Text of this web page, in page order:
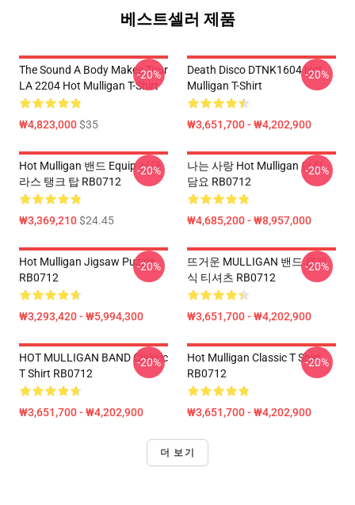
베스트셀러 제품
The Sound A Body Makes Tour
LA 2204 Hot Mulligan T-Shirt
₩4,823,000$35
-20%
Death Disco DTNK1604 Hot
Mulligan T-Shirt
₩3,651,700 - ₩4,202,900
-20%
Hot Mulligan 밴드 Equip 선글
라스 탱크 탑 RB0712
₩3,369,210$24.45
-20%
나는 사랑 Hot Mulligan 던짐
담요 RB0712
₩4,685,200 - ₩8,957,000
-20%
Hot Mulligan Jigsaw Puzzle
RB0712
₩3,293,420 - ₩5,994,300
-20%
뜨거운 MULLIGAN 밴드 클래
식 티셔츠 RB0712
₩3,651,700 - ₩4,202,900
-20%
HOT MULLIGAN BAND Classic
T Shirt RB0712
₩3,651,700 - ₩4,202,900
-20%
Hot Mulligan Classic T Shirt
RB0712
₩3,651,700 - ₩4,202,900
-20%
더 보기